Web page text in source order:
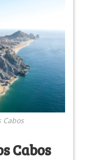
Cabos
Cabos